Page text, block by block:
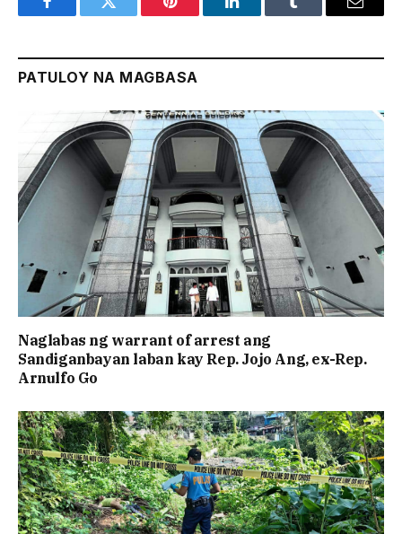
FacebookTwitter Pinterest LinkedInTumblr Email
PATULOY NA MAGBASA
Naglabas ng warrant of arrest ang
Sandiganbayan laban kay Rep. Jojo Ang, ex-Rep.
Arnulfo Go